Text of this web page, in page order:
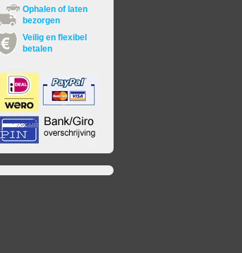
Ophalen of laten
bezorgen
Veilig en flexibel
betalen